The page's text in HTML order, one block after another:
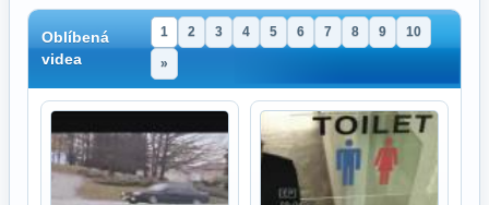
Oblíbená
videa
1 2 3 4 5 6 7 8 9 10
»